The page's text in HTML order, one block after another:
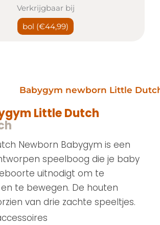
Verkrijgbaar bij
bol (€44,99)
Little Dutch
Newborn Babygym is een
speelboog die je baby
uitnodigt om te
te bewegen. De houten
van drie zachte speeltjes.